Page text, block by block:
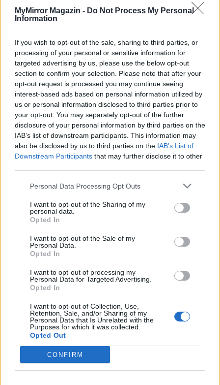
MyMirror Magazin - Do Not Process My Personal
Information
If you wish to opt-out of the sale, sharing to third parties, or
processing of your personal or sensitive information for
targeted advertising by us, please use the below opt-out
section to confirm your selection. Please note that after your
opt-out request is processed you may continue seeing
interest-based ads based on personal information utilized by
us or personal information disclosed to third parties prior to
your opt-out. You may separately opt-out of the further
disclosure of your personal information by third parties on the
IAB’s list of downstream participants. This information may
also be disclosed by us to third parties on the IAB’s List of
Downstream Participants that may further disclose it to other
Personal Data Processing Opt Outs
I want to opt-out of the Sharing of my
personal data.
Opted In
I want to opt-out of the Sale of my
Personal Data.
Opted In
I want to opt-out of processing my
Personal Data for Targeted Advertising.
Opted In
I want to opt-out of Collection, Use,
Retention, Sale, and/or Sharing of my
Personal Data that Is Unrelated with the
Purposes for which it was collected.
Opted Out
CONFIRM
Minka 11. rész
T. szereti a fiatal lányokat 14. rész
Pedig szóltam… – Miért nem hiszünk a
nőknek, amikor segítséget kérnek?
A legidegesítőbb kifejezések laza
gyűjteménye
Elyna Robbs: Adéle és az örökölt árnyak
13. rész